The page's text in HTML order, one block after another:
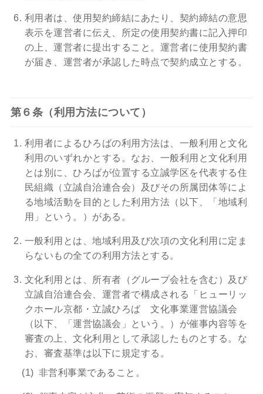
利用者は、使用契約締結にあたり、契約締結の意思
表示を運営者に伝え、所定の使用契約書に記入押印
の上、運営者に提出すること。運営者に使用契約書
が届き、運営者が承認した時点で契約成立とする。
第６条（利用方法について）
利用者によるひろばの利用方法は、一般利用と文化
利用のいずれかとする。なお、一般利用と文化利用
とは別に、ひろばが位置する立誠学区を代表する住
民組織（立誠自治連合会）及びその所属団体等によ
る地域活動を目的とした利用方法（以下、「地域利
用」という。）がある。
一般利用とは、地域利用及び次項の文化利用に定ま
らないもの全ての利用方法とする。
文化利用とは、所有者（グループ会社を含む）及び
立誠自治連合会、運営者で構成される「ヒューリッ
クホール京都・立誠ひろば 文化事業運営協議会
（以下、「運営協議会」という。）が催事内容等を
審査の上、文化利用として承認したものとする。な
お、審査基準は以下に規定する。
非営利事業であること。